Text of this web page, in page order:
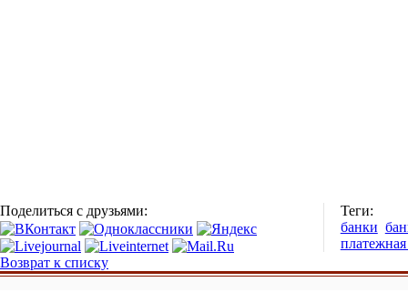
Поделиться с друзьями:
Теги:
банки
Возврат к списку